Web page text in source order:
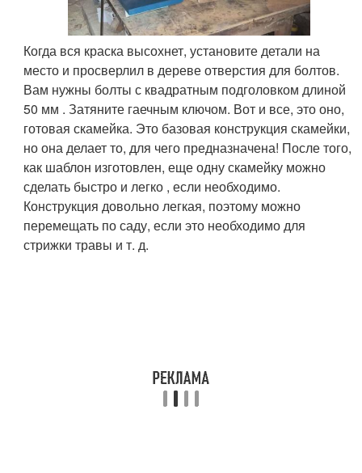
Когда вся краска высохнет, установите детали на
место и просверлил в дереве отверстия для болтов.
Вам нужны болты с квадратным подголовком длиной
50 мм . Затяните гаечным ключом. Вот и все, это оно,
готовая скамейка. Это базовая конструкция скамейки,
но она делает то, для чего предназначена! После того,
как шаблон изготовлен, еще одну скамейку можно
сделать быстро и легко , если необходимо.
Конструкция довольно легкая, поэтому можно
перемещать по саду, если это необходимо для
стрижки травы и т. д.